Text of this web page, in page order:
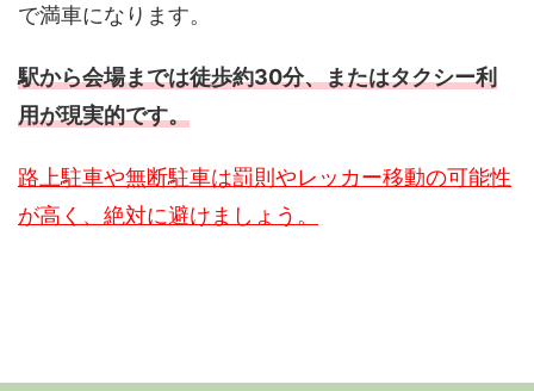
で満車になります。
駅から会場までは徒歩約30分、またはタクシー利
用が現実的です。
路上駐車や無断駐車は罰則やレッカー移動の可能性
が高く、絶対に避けましょう。